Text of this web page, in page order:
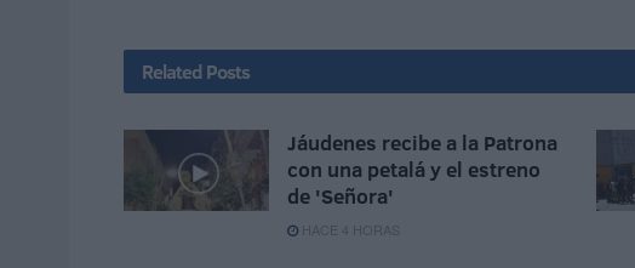
Related Posts
Jáudenes recibe a la Patrona
con una petalá y el estreno
de 'Señora'
HACE 4 HORAS